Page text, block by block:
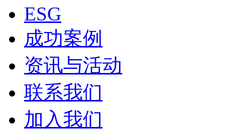
ESG
成功案例
资讯与活动
联系我们
加入我们